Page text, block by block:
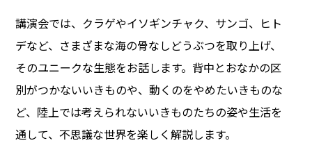
講演会では、クラゲやイソギンチャク、サンゴ、ヒト
デなど、さまざまな海の骨なしどうぶつを取り上げ、
そのユニークな生態をお話します。背中とおなかの区
別がつかないいきものや、動くのをやめたいきものな
ど、陸上では考えられないいきものたちの姿や生活を
通して、不思議な世界を楽しく解説します。